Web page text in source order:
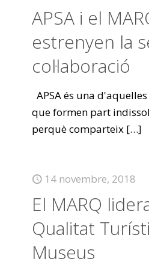
APSA i el
estrenyen la
col·laboració
APSA és una
que formen part
perquè comparteix […]
14 novembre, 2018
El MARQ
Qualitat
Museus